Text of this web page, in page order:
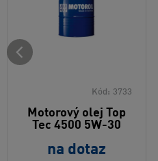
Kód: 3733
Motorový olej Top
Tec 4500 5W-30
na dotaz